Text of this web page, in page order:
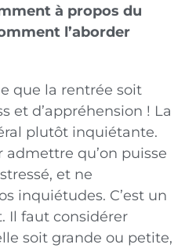
à propos du
l’aborder
que la rentrée soit
et d’appréhension ! La
plutôt inquiétante.
qu’on puisse
et ne
inquiétudes. C’est un
Il faut considérer
soit grande ou petite,